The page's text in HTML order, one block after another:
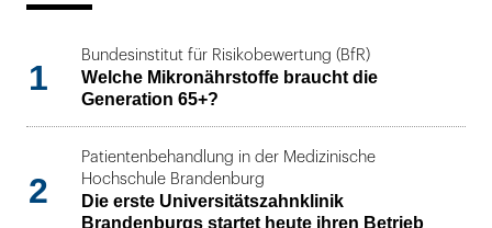
1
Bundesinstitut für Risikobewertung (BfR)
Welche Mikronährstoffe braucht die
Generation 65+?
2
Patientenbehandlung in der Medizinische
Hochschule Brandenburg
Die erste Universitätszahnklinik
Brandenburgs startet heute ihren Betrieb